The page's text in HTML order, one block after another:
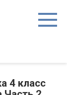
4 класс